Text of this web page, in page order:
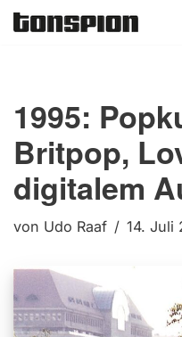
1995:
Britpop,
digitalem
von Udo Raaf 14. Juli